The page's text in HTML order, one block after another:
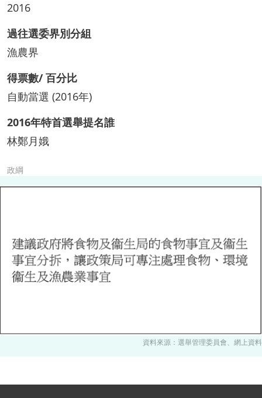
2016
過往選委界別分組
漁農界
得票數/ 百分比
自動當選 (2016年)
2016年特首選舉提名誰
林鄭月娥
政綱
資料來源：選舉管理委員會、網上資料